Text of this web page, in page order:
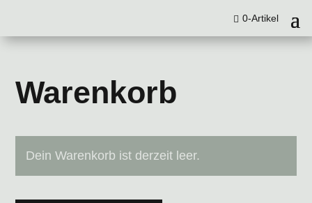
0-Artikel
Warenkorb
Dein Warenkorb ist derzeit leer.